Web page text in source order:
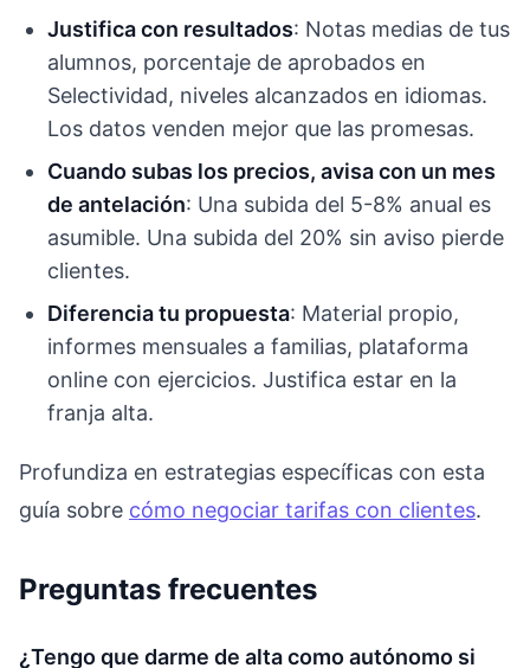
Justifica con resultados: Notas medias de tus
alumnos, porcentaje de aprobados en
Selectividad, niveles alcanzados en idiomas.
Los datos venden mejor que las promesas.
Cuando subas los precios, avisa con un mes
de antelación: Una subida del 5-8% anual es
asumible. Una subida del 20% sin aviso pierde
clientes.
Diferencia tu propuesta: Material propio,
informes mensuales a familias, plataforma
online con ejercicios. Justifica estar en la
franja alta.
Profundiza en estrategias específicas con esta
guía sobre cómo negociar tarifas con clientes.
Preguntas frecuentes
¿Tengo que darme de alta como autónomo si